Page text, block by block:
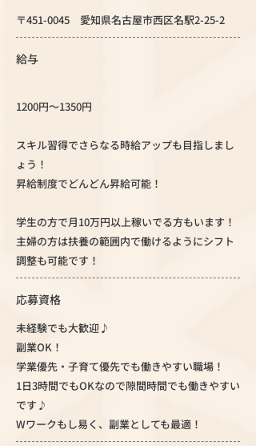
〒451-0045 愛知県名古屋市西区名駅2-25-2
給与
1200円～1350円
スキル習得でさらなる時給アップも目指しまし
ょう！
昇給制度でどんどん昇給可能！
学生の方で月10万円以上稼いでる方もいます！
主婦の方は扶養の範囲内で働けるようにシフト
調整も可能です！
応募資格
未経験でも大歓迎♪
副業OK！
学業優先・子育て優先でも働きやすい職場！
1日3時間でもOKなので隙間時間でも働きやすい
です♪
Wワークもし易く、副業としても最適！